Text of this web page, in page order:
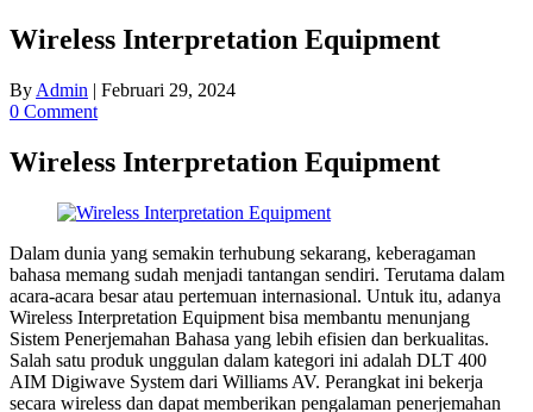
Wireless Interpretation Equipment
By Admin | Februari 29, 2024
0 Comment
Wireless Interpretation Equipment
Dalam dunia yang semakin terhubung sekarang, keberagaman
bahasa memang sudah menjadi tantangan sendiri. Terutama dalam
acara-acara besar atau pertemuan internasional. Untuk itu, adanya
Wireless Interpretation Equipment bisa membantu menunjang
Sistem Penerjemahan Bahasa yang lebih efisien dan berkualitas.
Salah satu produk unggulan dalam kategori ini adalah DLT 400
AIM Digiwave System dari Williams AV. Perangkat ini bekerja
secara wireless dan dapat memberikan pengalaman penerjemahan